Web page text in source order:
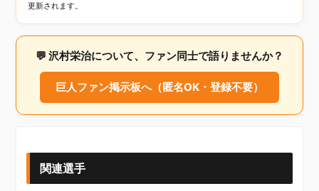
更新されます。
💬 沢村栄治について、ファン同士で語りませんか？
巨人ファン掲示板へ（匿名OK・登録不要）
関連選手